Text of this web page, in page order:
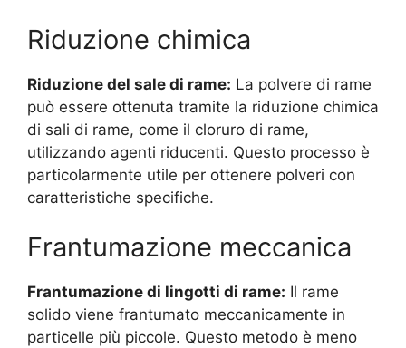
Riduzione chimica
Riduzione del sale di rame: La polvere di rame
può essere ottenuta tramite la riduzione chimica
di sali di rame, come il cloruro di rame,
utilizzando agenti riducenti. Questo processo è
particolarmente utile per ottenere polveri con
caratteristiche specifiche.
Frantumazione meccanica
Frantumazione di lingotti di rame: Il rame
solido viene frantumato meccanicamente in
particelle più piccole. Questo metodo è meno